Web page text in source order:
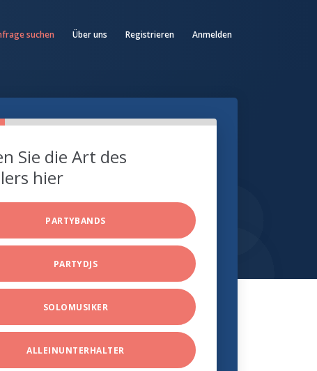
suchen Über uns Registrieren Anmelden
Sie die Art des
hier
PARTYBANDS
PARTYDJS
SOLOMUSIKER
ALLEINUNTERHALTER